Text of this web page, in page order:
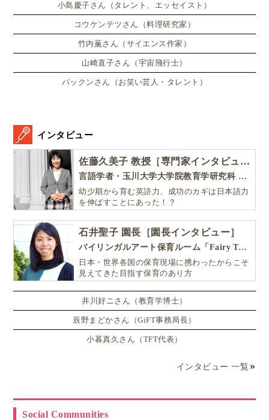
小島慶子さん（タレント、エッセイスト）
コウケンテツさん（料理研究家）
竹内薫さん（サイエンス作家）
山崎直子さん（宇宙飛行士）
パックンさん（お笑い芸人・タレント）
インタビュー
佐藤久美子 教授［専門家インタビュー］
言語学者・玉川大学大学院教育学研究科 教授・NHK「えいごであそぼ」総合指導
幼少期から育む英語力、成功のカギは日本語力
を伸ばすことにあった！？
石井聖子 園長［園長インタビュー］
バイリンガルアート保育ルーム「Fairy Tale（フェアリーテイル）」
日本・世界各国の保育現場に携わったからこそ
見えてきた目指す保育のあり方
井川好ニさん（教育学博士）
辰野まどかさん（GiFT事務局長）
小暮真久さん（TFT代表）
インタビュー 一覧
Social Communities